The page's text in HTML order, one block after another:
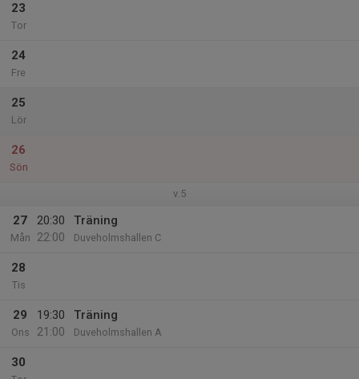
23
Tor
24
Fre
25
Lör
26
Sön
v.5
27
Mån
20:30
22:00
Träning
Duveholmshallen C
28
Tis
29
Ons
19:30
21:00
Träning
Duveholmshallen A
30